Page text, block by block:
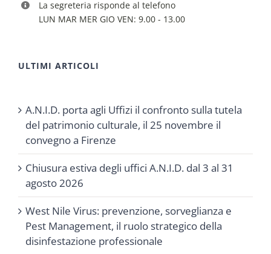
La segreteria risponde al telefono
LUN MAR MER GIO VEN: 9.00 - 13.00
ULTIMI ARTICOLI
A.N.I.D. porta agli Uffizi il confronto sulla tutela
del patrimonio culturale, il 25 novembre il
convegno a Firenze
Chiusura estiva degli uffici A.N.I.D. dal 3 al 31
agosto 2026
West Nile Virus: prevenzione, sorveglianza e
Pest Management, il ruolo strategico della
disinfestazione professionale